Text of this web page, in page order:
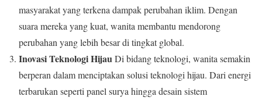
masyarakat yang terkena dampak perubahan iklim. Dengan
suara mereka yang kuat, wanita membantu mendorong
perubahan yang lebih besar di tingkat global.
Inovasi Teknologi HijauDi bidang teknologi, wanita semakin
berperan dalam menciptakan solusi teknologi hijau. Dari energi
terbarukan seperti panel surya hingga desain sistem